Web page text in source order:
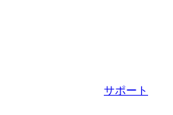
サポート